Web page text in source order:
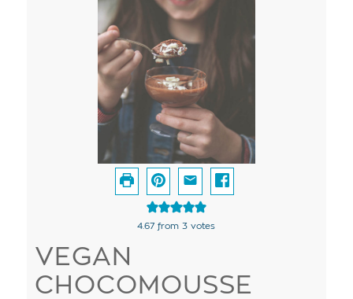
4.67 from3 votes
VEGAN
CHOCOMOUSSE